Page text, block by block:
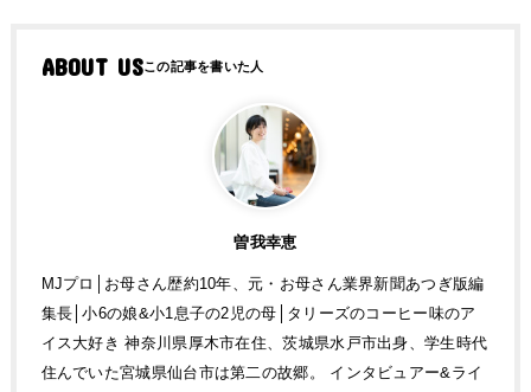
ABOUT US
曽我幸恵
MJプロ│お母さん歴約10年、元・お母さん業界新聞あつぎ版編
集長│小6の娘&小1息子の2児の母│タリーズのコーヒー味のア
イス大好き 神奈川県厚木市在住、茨城県水戸市出身、学生時代
住んでいた宮城県仙台市は第二の故郷。 インタビュアー&ライ